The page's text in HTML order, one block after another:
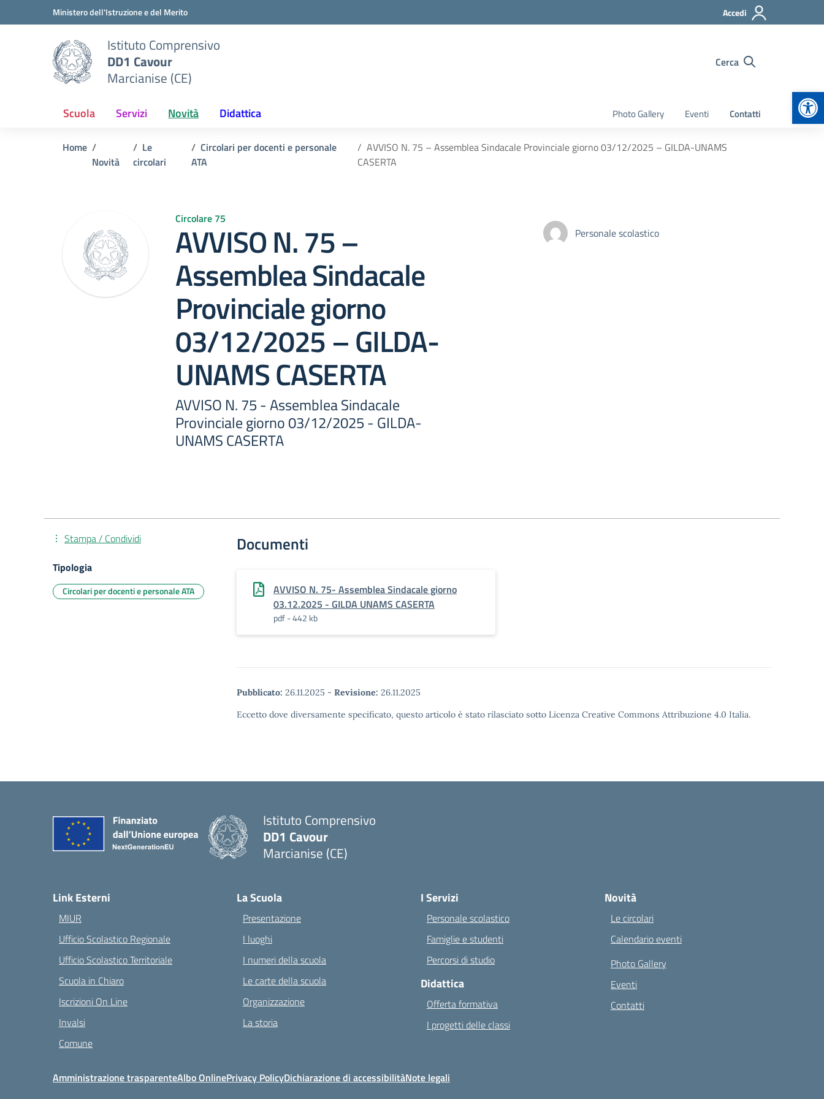
Vai ai contenuti
Vai al menu di navigazioneMinistero dell'Istruzione e del Merito Accedi
Istituto Comprensivo
DD1 Cavour
Marcianise (CE)
Cerca
Scuola Servizi Novità Didattica Photo Gallery Eventi Contatti
Home
Novità
Le
circolari
Circolari per docenti e personale
ATA
AVVISO N. 75 – Assemblea Sindacale Provinciale giorno 03/12/2025 – GILDA-UNAMS
CASERTA
Circolare 75
AVVISO N. 75 –
Assemblea Sindacale
Provinciale giorno
03/12/2025 – GILDA-
UNAMS CASERTA
AVVISO N. 75 - Assemblea Sindacale
Provinciale giorno 03/12/2025 - GILDA-
UNAMS CASERTA
Personale scolastico
Documenti
AVVISO N. 75- Assemblea Sindacale giorno
03.12.2025 - GILDA UNAMS CASERTA
pdf - 442 kb
Pubblicato: 26.11.2025 - Revisione: 26.11.2025
Eccetto dove diversamente specificato, questo articolo è stato rilasciato sotto Licenza Creative Commons Attribuzione 4.0 Italia.
Stampa / Condividi
Tipologia
Circolari per docenti e personale ATA
Istituto Comprensivo
DD1 Cavour
Marcianise (CE)
Link Esterni
MIUR
Ufficio Scolastico Regionale
Ufficio Scolastico Territoriale
Scuola in Chiaro
Iscrizioni On Line
Invalsi
Comune
La Scuola
Presentazione
I luoghi
I numeri della scuola
Le carte della scuola
Organizzazione
La storia
I Servizi
Personale scolastico
Famiglie e studenti
Percorsi di studio
Didattica
Offerta formativa
I progetti delle classi
Novità
Le circolari
Calendario eventi
Photo Gallery
Eventi
Contatti
Amministrazione trasparenteAlbo OnlinePrivacy PolicyDichiarazione di accessibilitàNote legali